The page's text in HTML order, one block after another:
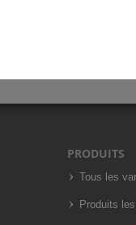
PRODUITS
Tous les
Produits